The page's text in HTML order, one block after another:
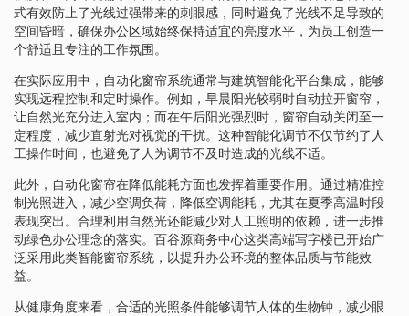
式有效防止了光线过强带来的刺眼感，同时避免了光线不足导致的
空间昏暗，确保办公区域始终保持适宜的亮度水平，为员工创造一
个舒适且专注的工作氛围。
在实际应用中，自动化窗帘系统通常与建筑智能化平台集成，能够
实现远程控制和定时操作。例如，早晨阳光较弱时自动拉开窗帘，
让自然光充分进入室内；而在午后阳光强烈时，窗帘自动关闭至一
定程度，减少直射光对视觉的干扰。这种智能化调节不仅节约了人
工操作时间，也避免了人为调节不及时造成的光线不适。
此外，自动化窗帘在降低能耗方面也发挥着重要作用。通过精准控
制光照进入，减少空调负荷，降低空调能耗，尤其在夏季高温时段
表现突出。合理利用自然光还能减少对人工照明的依赖，进一步推
动绿色办公理念的落实。百谷源商务中心这类高端写字楼已开始广
泛采用此类智能窗帘系统，以提升办公环境的整体品质与节能效
益。
从健康角度来看，合适的光照条件能够调节人体的生物钟，减少眼